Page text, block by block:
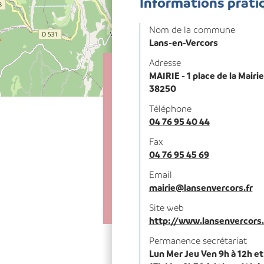
Nom de la commune
Lans-en-Vercors
Adresse
MAIRIE - 1 place de la Mairie
38250
Téléphone
04 76 95 40 44
Fax
04 76 95 45 69
Email
mairie@lansenvercors.fr
Site web
http://
Permanence secrétariat
Lun Mer Jeu Ven 9h à 12h